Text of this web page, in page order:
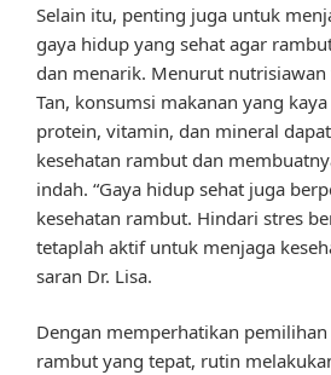
Selain itu, penting juga untuk
gaya hidup yang sehat agar
dan menarik. Menurut nutrisiawan
Tan, konsumsi makanan yang
protein, vitamin, dan mineral
kesehatan rambut dan
indah. “Gaya hidup sehat juga
kesehatan rambut. Hindari stres
tetaplah aktif untuk menjaga
saran Dr. Lisa.
Dengan memperhatikan
rambut yang tepat, rutin